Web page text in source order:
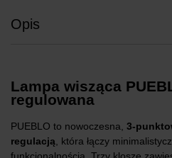
Opis
Lampa wisząca
regulowana
PUEBLO to nowoczesna, 3-
regulacją , która łączy